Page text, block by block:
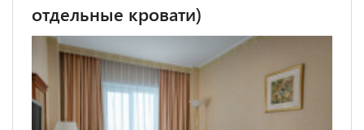
отдельные кровати)